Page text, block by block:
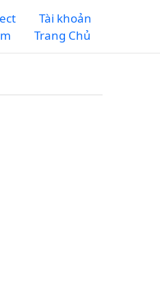
Tài khoản
Trang Chủ